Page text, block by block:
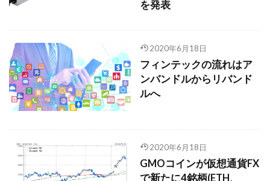
を発表
2020年6月18日
フィンテックの流れはア
ンバンドルからリバンド
ルへ
2020年6月18日
GMOコインが仮想通貨FX
で新たに4銘柄(ETH、